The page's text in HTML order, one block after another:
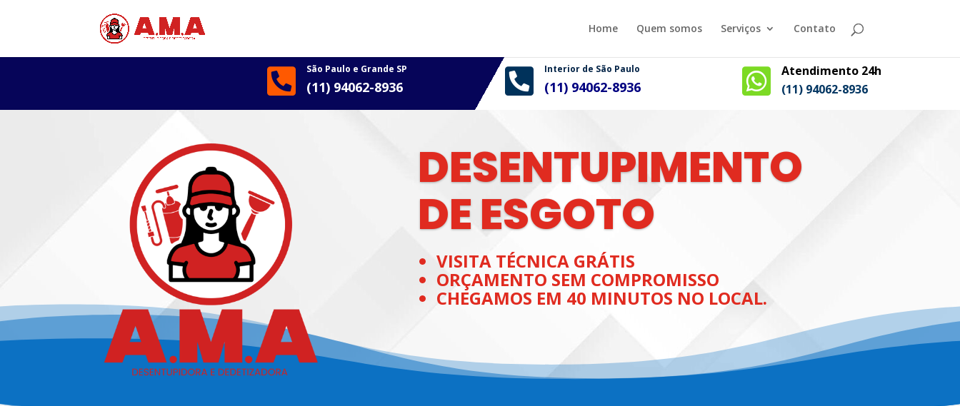
Home Quem somos Serviços Contato
 São Paulo e Grande SP
(11) 94062-8936  Interior de São Paulo
(11) 94062-8936 
Atendimento 24h
(11) 94062-8936
DESENTUPIMENTO
DE ESGOTO
VISITA TÉCNICA GRÁTIS
ORÇAMENTO SEM COMPROMISSO
CHEGAMOS EM 40 MINUTOS NO LOCAL.